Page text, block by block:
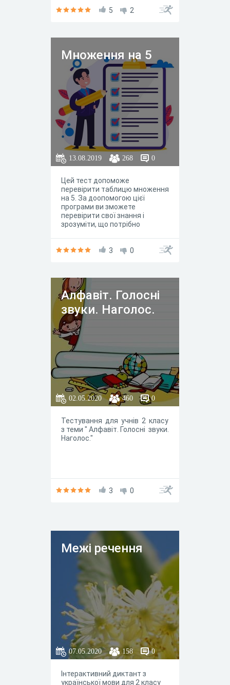
5
2
Множення на 5
13.08.2019 268 0
Цей тест допоможе
перевірити таблицю множення
на 5. За доопомогою цієї
програми ви зможете
перевірити свої знання і
зрозуміти, що потрібно
3
0
Алфавіт. Голосні
звуки. Наголос.
02.05.2020 460 0
Тестування для учнів 2 класу
з теми " Алфавіт. Голосні звуки.
Наголос."
3 0
Межi речення
07.05.2020 158 0
Інтерактивний диктант з
української мови для 2 класу